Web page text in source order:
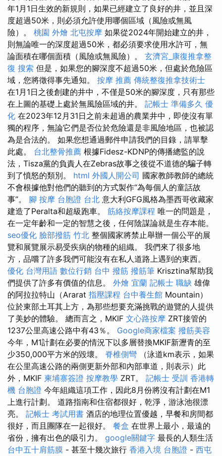
年1月1日生效的新規則，如果已經建立了良好的井，並且深
度超過50米，則必須允許使用哪個區域（風險或無風
險）。 桃園 外燴 北屯按摩 如果從2024年開始建立的井，
則無論唯一的深度超過50米，都必須要求使用水許可，無
論面積在哪個面積（風險或無風險）。 玄濟宮_康復推拿整
復 搜索 但是，如果您的腳深度不超過50米，但處於危險區
域，您將徵得事先通知。 按摩 推薦 傳統整復推拿技術士
在1月1日之後創建的井中，不僅是50米的腳深度，只有那些
在上圖的基礎上處於無風險區域的井。 記帳士 準備多久 優
化 在2023年12月31日之前未超過的農業井中，即使沒有單
獨的程序，無論它們是否位於危險還是非風險地區，也被認
為是合法的。 如果您想通過郵件申請我們的目錄，請單擊
此處。 台北整骨推薦 根據Fidesz-KDNP的傳播總監的說
法，Tisza黨的負責人在Zebras故事之後從不道德的騙子轉
到了憤怒的類別。 html 外國人開公司 國家教師教師的總統
不會根據他對他們的聽到的方式製作“為每個人的童話故
事”。 腳 按摩 台胞證 台北 意大利GFG風格為墨西哥收藏家
建造了Peralta和超級跑車。 筋絡按摩課程 唯一的問題是，
在一定年齡和一定的智慧之後，任何陰謀論就是生存本能。
seo優化 臉部撥筋 竹北 整個國家將禁止舉辦一個公平的展
覽和展覽展示易受疾病的物種的組織。 我們來了很多地
方，品嚐了許多我們可能沒有在私人道路上遇到的東西。
優化 台灣用語 數位行銷 台中 撥筋 撥筋筆 Krisztina幫助我
們提供了許多有價值的信息。 外燴 宜蘭 記帳士 職缺 雄偉
的阿拉拉特山（Ararat 指壓課程 台中養生館 Mountain）
位於東部土耳其上方，為那些想要充滿挑戰的遊覽的人提供
了美妙的體驗。 總而言之，MKIF 文心路按摩 ZRT接管的
1237公里高速公路中有43％。 Google商家檔案 撥筋美容
今年，M1計劃在必要的情況下以多層替換MKIF新瀝青的至
少350,000平方米的毀壞。 脊椎側彎 （泳道km表示，如果
在公里高速公路的兩側更新外部和內部車道，則表示）此
外，MKIF 柬埔寨簽證 按摩教學 ZRT。 記帳士 受訓 香港轉
機 台胞證 今年組織這項工作，因此8月份將沒有計劃在M1
上進行計劃。 道路指南和住宿都很好，乾淨，游泳池很漂
亮。 記帳士 考試用書 酒店的地理位置優越，早餐和房間都
很好，而且團隊在一起很好。 餐盒 在世界上最小，最遠的
省份，擁有出色的吸引力。 google關鍵字 最長的人類生活
台中五十肩筋膜 - 甚至十幾次旅行 香港入境 台胞證 - 西屯